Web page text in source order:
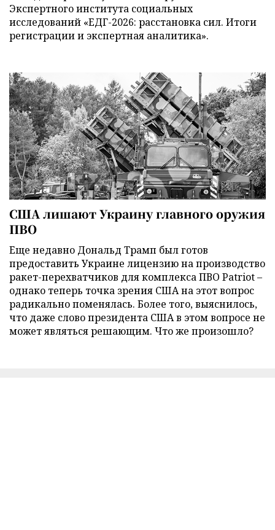
Экспертного института социальных
исследований «ЕДГ-2026: расстановка сил. Итоги
регистрации и экспертная аналитика».
США лишают Украину главного оружия
ПВО
Еще недавно Дональд Трамп был готов
предоставить Украине лицензию на производство
ракет-перехватчиков для комплекса ПВО Patriot –
однако теперь точка зрения США на этот вопрос
радикально поменялась. Более того, выяснилось,
что даже слово президента США в этом вопросе не
может являться решающим. Что же произошло?